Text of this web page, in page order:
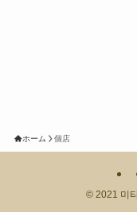
ホーム 個店
© 2021 미